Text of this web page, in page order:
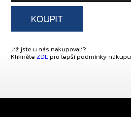
KOUPIT
Již jste u nás nakupovali?
Klikněte ZDEpro lepší podmínky